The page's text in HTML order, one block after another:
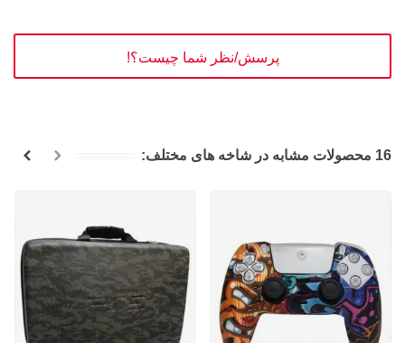
پرسش/نظر شما چیست؟!
16 محصولات مشابه در شاخه های مختلف: